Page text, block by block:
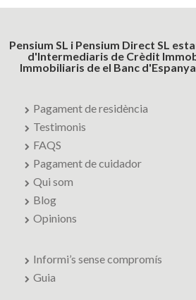
Pensium SL i Pensium Direct SL
d'Intermediaris de Crèdit
Immobiliaris de el Banc
Pagament de residència
Testimonis
FAQS
Pagament de cuidador
Qui som
Blog
Opinions
Informi’s sense compromís
Guia